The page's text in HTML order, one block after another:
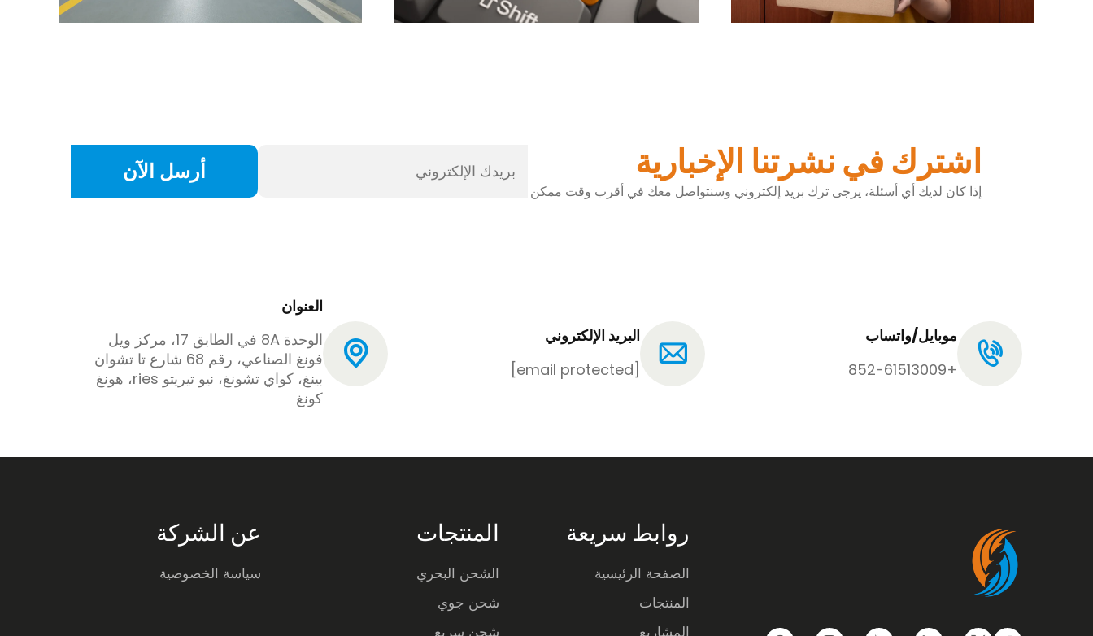
موظفينا على كيفية التعبئة بأمان لضمان وصول
- مزامنة أوامر تلقائية مع متجر التجارة الإلكترونية
ساعة. هدفنا أن نكون سلسلة التوريد الخارقة
اشترك في نشرتنا الإخبارية
إذا كان لديك أي أسئلة، يرجى ترك بريد إلكتروني وسنتواصل معك في أقرب وقت ممكن
أرسل الآن
موبايل/واتساب
+852-61513009
البريد الإلكتروني
[email protected]
العنوان
الوحدة 8A في الطابق 17، مركز ويل
فونغ الصناعي، رقم 68 شارع تا تشوان
بينغ، كواي تشونغ، نيو تيريتو ries، هونغ
كونغ
روابط سريعة
الصفحة الرئيسية
المنتجات
المنتجات
الشحن البحري
شحن جوي
عن الشركة
سياسة الخصوصية